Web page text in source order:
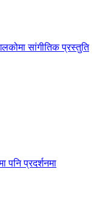
सांगीतिक प्रस्तुति
पनि प्रदर्शनमा